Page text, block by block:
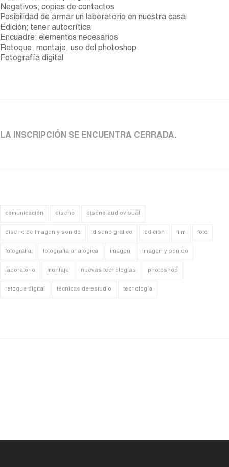
Negativos; copias de contactos
Posibilidad de armar un laboratorio en nuestra casa
Edición; tener autocrítica
Encuadre; elementos necesarios
Retoque, montaje, uso del photoshop
Fotografía digital
LA INSCRIPCIÓN SE ENCUENTRA CERRADA.
comunicación diseño diseño audiovisual
diseño de imagen y sonido diseño gráfico edición film foto
fotografía fotografía analógica imagen imagen y sonido
laboratorio montaje nuevas tecnologías photoshop
retoque digital técnicas de estudio tecnología